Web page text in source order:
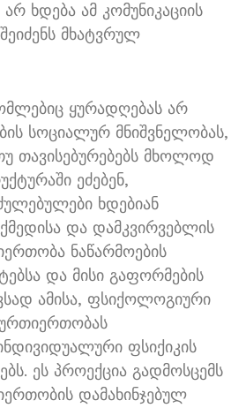
ხდება ამ კომუნიკაციის
მხატვრულ
ყურადღებას არ
სოციალურ მნიშვნელობას,
თავისებურებებს მხოლოდ
ეძებენ,
ხდებიან
და დამკვირვებლის
ნაწარმოების
და მისი გაფორმების
ამისა, ფსიქოლოგიური
ურთიერთობას
ფსიქიკის
ეს პროექცია გადმოსცემს
დამახინჯებულ